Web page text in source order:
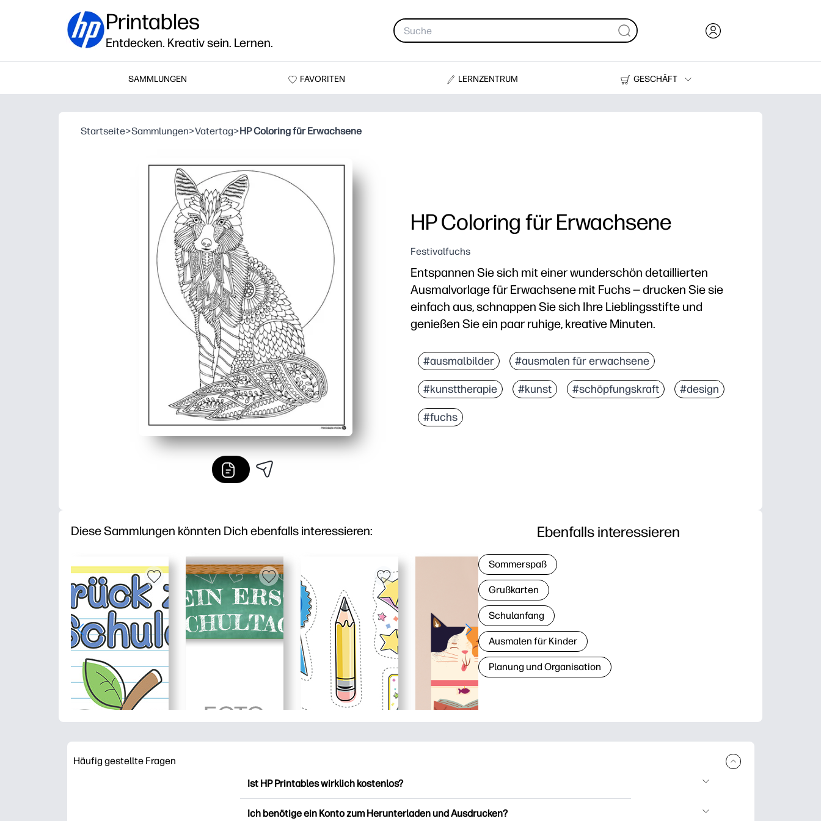
Printables
Entdecken. Kreativ sein. Lernen.
SAMMLUNGEN FAVORITEN LERNZENTRUM
GESCHÄFT
Drucker
Startseite>Sammlungen>Vatertag>HP Coloring für Erwachsene
HP Coloring für Erwachsene
Festivalfuchs
Entspannen Sie sich mit einer wunderschön detaillierten
Ausmalvorlage für Erwachsene mit Fuchs — drucken Sie sie
einfach aus, schnappen Sie sich Ihre Lieblingsstifte und
genießen Sie ein paar ruhige, kreative Minuten.
Druckbar ohne Vorbereitung — Sie können auf normalem Briefpapier
Aufwendige Strichzeichnungen — Sie erhalten reiche Muster, die zu
Flexible Materialien — verwenden Sie Buntstifte, Gelschreiber oder Marker,
Displaytaugliches Ergebnis — Ihr fertiger Fuchs sieht rahmenwürdig aus
#ausmalbilder #ausmalen für erwachsene
#kunsttherapie #kunst #schöpfungskraft #design
#fuchs
Diese Sammlungen könnten Dich ebenfalls interessieren: Ebenfalls interessieren
Sommerspaß
Grußkarten
Schulanfang
Ausmalen für Kinder
Planung und Organisation
Häufig gestellte Fragen
Ist HP Printables wirklich kostenlos?
Ich benötige ein Konto zum Herunterladen und Ausdrucken?